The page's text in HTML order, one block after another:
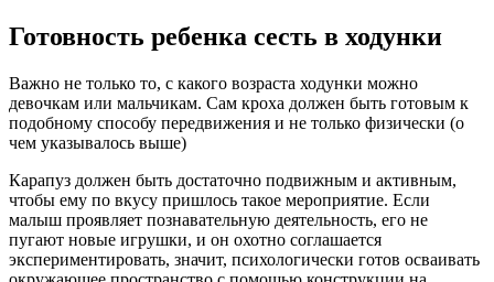
Готовность ребенка сесть в ходунки
Важно не только то, с какого возраста ходунки можно
девочкам или мальчикам. Сам кроха должен быть готовым к
подобному способу передвижения и не только физически (о
чем указывалось выше)
Карапуз должен быть достаточно подвижным и активным,
чтобы ему по вкусу пришлось такое мероприятие. Если
малыш проявляет познавательную деятельность, его не
пугают новые игрушки, и он охотно соглашается
экспериментировать, значит, психологически готов осваивать